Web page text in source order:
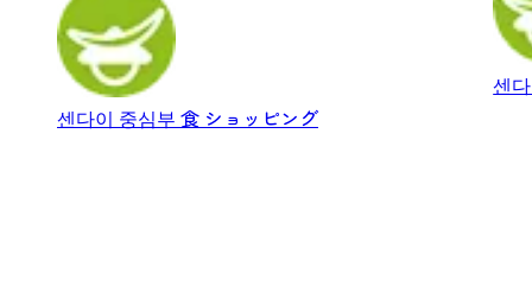
센다이 중심부 食 ショッピング
센